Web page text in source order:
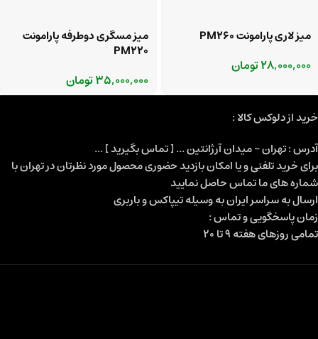
میز لاری پارامونت PM260
28,000,000تومان
میز مسگری دوطرفه پارامونت
PM220
35,000,000تومان
خرید از دلوکس کالا :
آدرس : تهران - میدان آرژانتین ... [ تماس بگیرید ] ...
برای خرید تلفنی و یا امکان بازدید حضوری محصول مورد نظرتان در تهران با
شماره های ما تماس حاصل نمایید
ارسال به سراسر ایران به وسیله تیپاکس و باربری
زمان پاسخگویی و تماس :
تمامی روزهای هفته 9 تا 20